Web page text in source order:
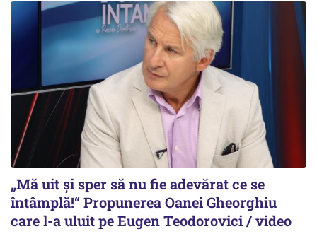
„Mă uit și sper să nu fie adevărat ce se
întâmplă!“ Propunerea Oanei Gheorghiu
care l-a uluit pe Eugen Teodorovici / video